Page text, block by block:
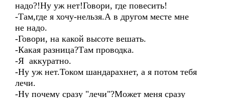
надо?!Ну уж нет!Говори, где повесить!
-Там,где я хочу-нельзя.А в другом месте мне
не надо.
-Говори, на какой высоте вешать.
-Какая разница?Там проводка.
-Я аккуратно.
-Ну уж нет.Током шандарахнет, а я потом тебя
лечи.
-Ну почему сразу "лечи"?Может меня сразу